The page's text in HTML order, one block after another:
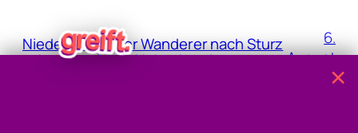
Niederländischer Wanderer nach Sturz
schwer verletzt: Hubschrauber
6.
August
2026 /×